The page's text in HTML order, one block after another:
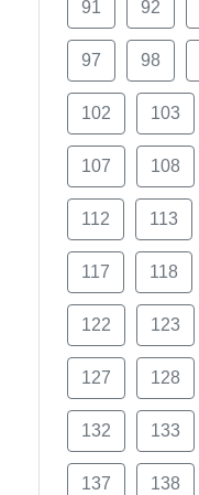
91 92
97 98
102 103
107 108
112 113
117 118
122 123
127 128
132 133
137 138